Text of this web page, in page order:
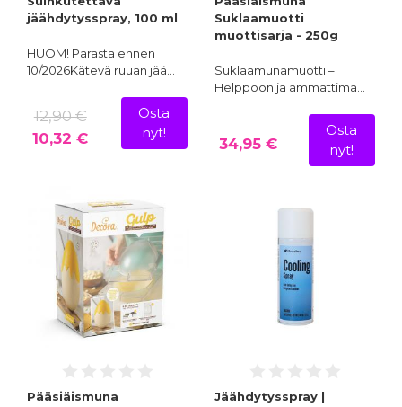
jäähdytysspray, 100 ml
HUOM! Parasta ennen
10/2026Kätevä ruuan jää…
12,90 €
10,32 €
Osta
nyt!
Suklaamuotti
muottisarja - 250g
Suklaamunamuotti –
Helppoon ja ammattima…
34,95 €
Osta
nyt!
Pääsiäismuna
Jäähdytysspray |